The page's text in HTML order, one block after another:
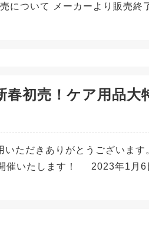
ついて メーカーより販売終
春初売！ケア用品大
ただきありがとうございます
催いたします！ 2023年1月6